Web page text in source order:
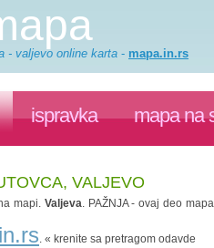
- valjevo online karta - mapa.in.rs
ispravka mapa na
VALJEVO
mapi. Valjeva. PAŽNJA - ovaj deo
. « krenite sa pretragom odavde